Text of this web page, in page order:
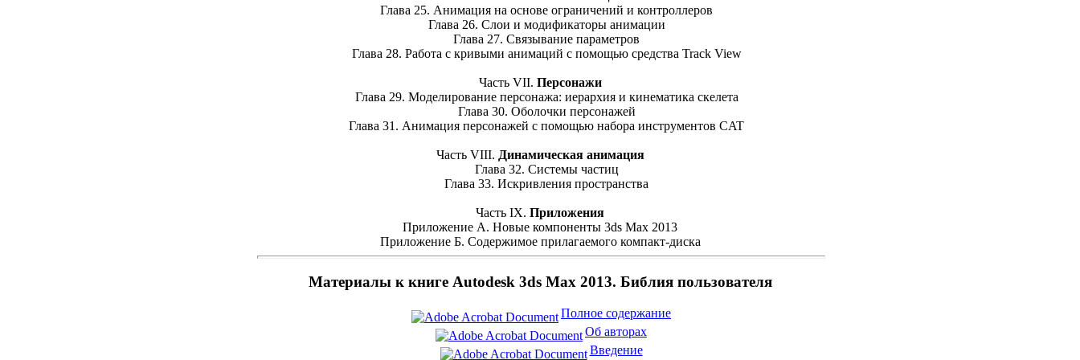
Глава 25. Анимация на основе ограничений и контроллеров
Глава 26. Слои и модификаторы анимации
Глава 27. Связывание параметров
Глава 28. Работа с кривыми анимаций с помощью средства Track View
Часть VII. Персонажи
Глава 29. Моделирование персонажа: иерархия и кинематика скелета
Глава 30. Оболочки персонажей
Глава 31. Анимация персонажей с помощью набора инструментов CAT
Часть VIII. Динамическая анимация
Глава 32. Системы частиц
Глава 33. Искривления пространства
Часть IX. Приложения
Приложение А. Новые компоненты 3ds Max 2013
Приложение Б. Содержимое прилагаемого компакт-диска
Материалы к книге Autodesk 3ds Max 2013. Библия пользователя
Полное содержание
Об авторах
Введение